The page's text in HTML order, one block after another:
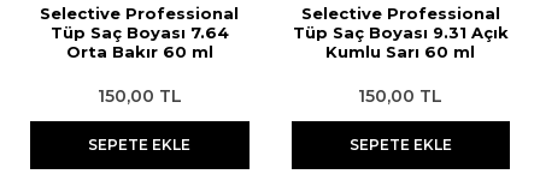
Selective Professional
Tüp Saç Boyası 7.64
Orta Bakır 60 ml
150,00 TL
SEPETE EKLE
Selective Professional
Tüp Saç Boyası 9.31 Açık
Kumlu Sarı 60 ml
150,00 TL
SEPETE EKLE
Streç
Tıraş Sabunu
Pudra
Sakal Bakımı
Epilasyon Makinesi
Yüz Temizleme Cihazı
Aseton
Ağda Isıtma Cihazları Temizleme